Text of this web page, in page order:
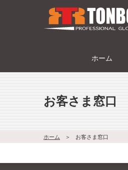
ホーム
お客さま窓口
ホーム ＞ お客さま窓口